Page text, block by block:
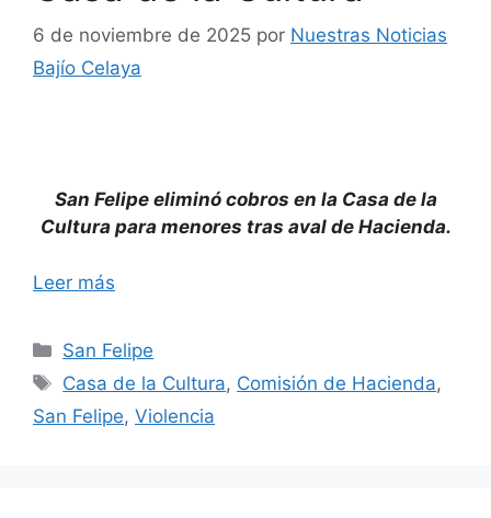
6 de noviembre de 2025 por Nuestras Noticias
Bajío Celaya
San Felipe eliminó cobros en la Casa de la
Cultura para menores tras aval de Hacienda.
Leer más
Categorías
San Felipe
Etiquetas
Casa de la Cultura, Comisión de Hacienda,
San Felipe, Violencia